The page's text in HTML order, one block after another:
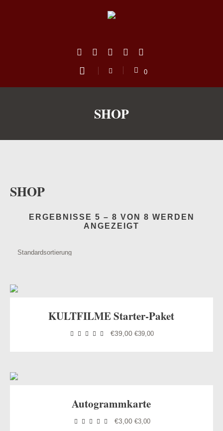
0
SHOP
SHOP
ERGEBNISSE 5 – 8 VON 8 WERDEN
ANGEZEIGT
KULTFILME Starter-Paket
€39,00 €39,00
Autogrammkarte
€3,00 €3,00